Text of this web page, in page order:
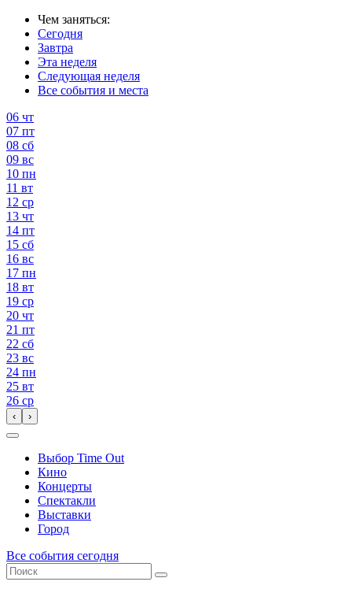
Чем заняться:
Сегодня
Завтра
Эта неделя
Следующая неделя
Все события и места
06 чт
07 пт
08 сб
09 вс
10 пн
11 вт
12 ср
13 чт
14 пт
15 сб
16 вс
17 пн
18 вт
19 ср
20 чт
21 пт
22 сб
23 вс
24 пн
25 вт
26 ср
‹ ›
Выбор Time Out
Кино
Концерты
Спектакли
Выставки
Город
Все события сегодня